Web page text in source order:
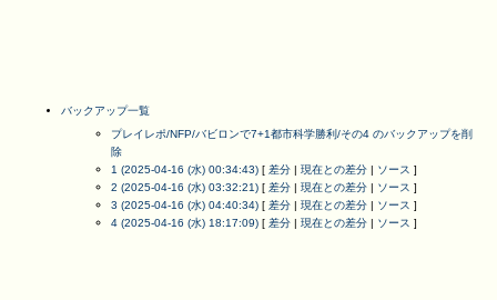
バックアップ一覧
プレイレポ/NFP/バビロンで7+1都市科学勝利/その4 のバックアップを削
除
1 (2025-04-16 (水) 00:34:43) [ 差分 | 現在との差分 | ソース ]
2 (2025-04-16 (水) 03:32:21) [ 差分 | 現在との差分 | ソース ]
3 (2025-04-16 (水) 04:40:34) [ 差分 | 現在との差分 | ソース ]
4 (2025-04-16 (水) 18:17:09) [ 差分 | 現在との差分 | ソース ]